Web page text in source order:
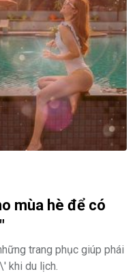
mùa hè để có
trang phục giúp phái
khi du lịch.